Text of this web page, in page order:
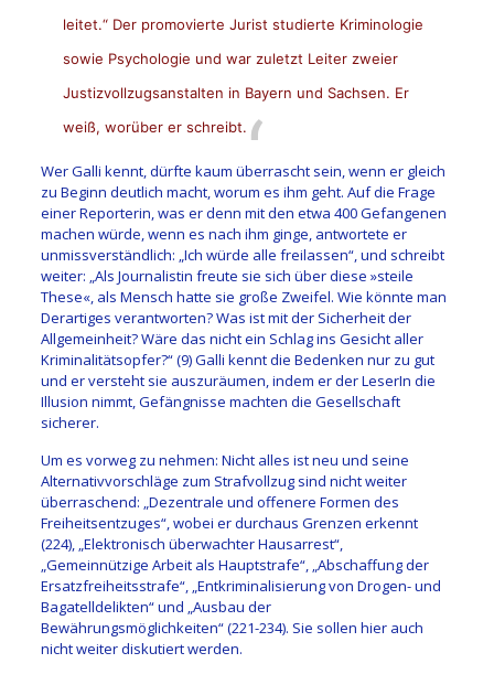
leitet.“ Der promovierte Jurist studierte Kriminologie
sowie Psychologie und war zuletzt Leiter zweier
Justizvollzugsanstalten in Bayern und Sachsen. Er
weiß, worüber er schreibt.
Wer Galli kennt, dürfte kaum überrascht sein, wenn er gleich
zu Beginn deutlich macht, worum es ihm geht. Auf die Frage
einer Reporterin, was er denn mit den etwa 400 Gefangenen
machen würde, wenn es nach ihm ginge, antwortete er
unmissverständlich: „Ich würde alle freilassen“, und schreibt
weiter: „Als Journalistin freute sie sich über diese »steile
These«, als Mensch hatte sie große Zweifel. Wie könnte man
Derartiges verantworten? Was ist mit der Sicherheit der
Allgemeinheit? Wäre das nicht ein Schlag ins Gesicht aller
Kriminalitätsopfer?“ (9) Galli kennt die Bedenken nur zu gut
und er versteht sie auszuräumen, indem er der LeserIn die
Illusion nimmt, Gefängnisse machten die Gesellschaft
sicherer.
Um es vorweg zu nehmen: Nicht alles ist neu und seine
Alternativvorschläge zum Strafvollzug sind nicht weiter
überraschend: „Dezentrale und offenere Formen des
Freiheitsentzuges“, wobei er durchaus Grenzen erkennt
(224), „Elektronisch überwachter Hausarrest“,
„Gemeinnützige Arbeit als Hauptstrafe“, „Abschaffung der
Ersatzfreiheitsstrafe“, „Entkriminalisierung von Drogen-und
Bagatelldelikten“ und „Ausbau der
Bewährungsmöglichkeiten“ (221-234). Sie sollen hier auch
nicht weiter diskutiert werden.